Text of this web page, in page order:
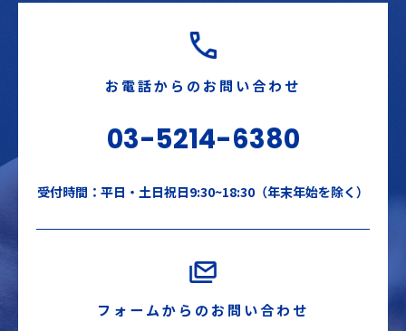
お電話からのお問い合わせ
03-5214-6380
受付時間：平日・土日祝日9:30~18:30（年末年始を除く）
フォームからのお問い合わせ